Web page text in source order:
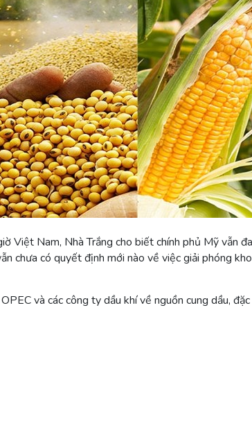
Việt Nam, Nhà Trắng cho biết chính phủ Mỹ vẫn
chưa có quyết định mới nào về việc giải phóng
và các công ty dầu khí về nguồn cung dầu,